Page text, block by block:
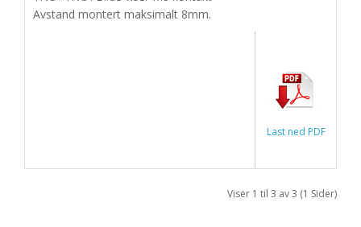
Avstand montert maksimalt 8mm.
Last ned PDF
Viser 1 til 3 av 3 (1 Sider)